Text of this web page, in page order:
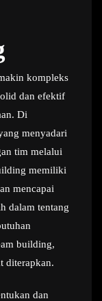
kompleks
dan efektif
Di
menyadari
tim melalui
memiliki
mencapai
dalam tentang
building,
diterapkan.
dan